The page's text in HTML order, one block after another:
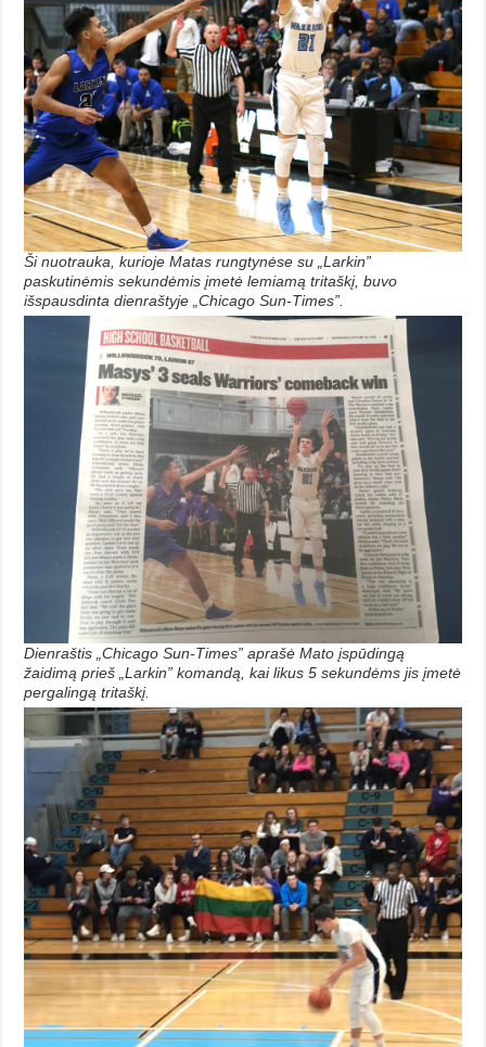
Ši nuotrauka, kurioje Matas rungtynėse su „Larkin”
paskutinėmis sekundėmis įmetė lemiamą tritaškį, buvo
išspausdinta dienraštyje „Chicago Sun-Times”.
Dienraštis „Chicago Sun-Times” aprašė Mato įspūdingą
žaidimą prieš „Larkin” komandą, kai likus 5 sekundėms jis įmetė
pergalingą tritaškį.